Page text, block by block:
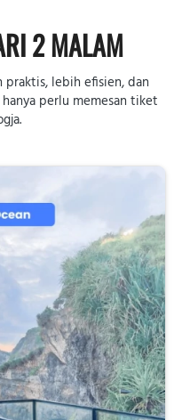
2 MALAM
praktis, lebih efisien, dan
perlu memesan tiket